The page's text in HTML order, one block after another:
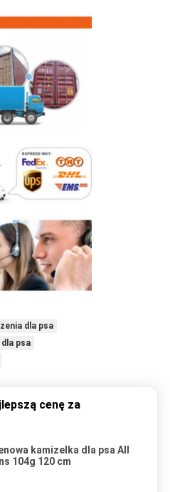
dla psa
psa
cenę za
kamizelka dla psa All
104g 120 cm